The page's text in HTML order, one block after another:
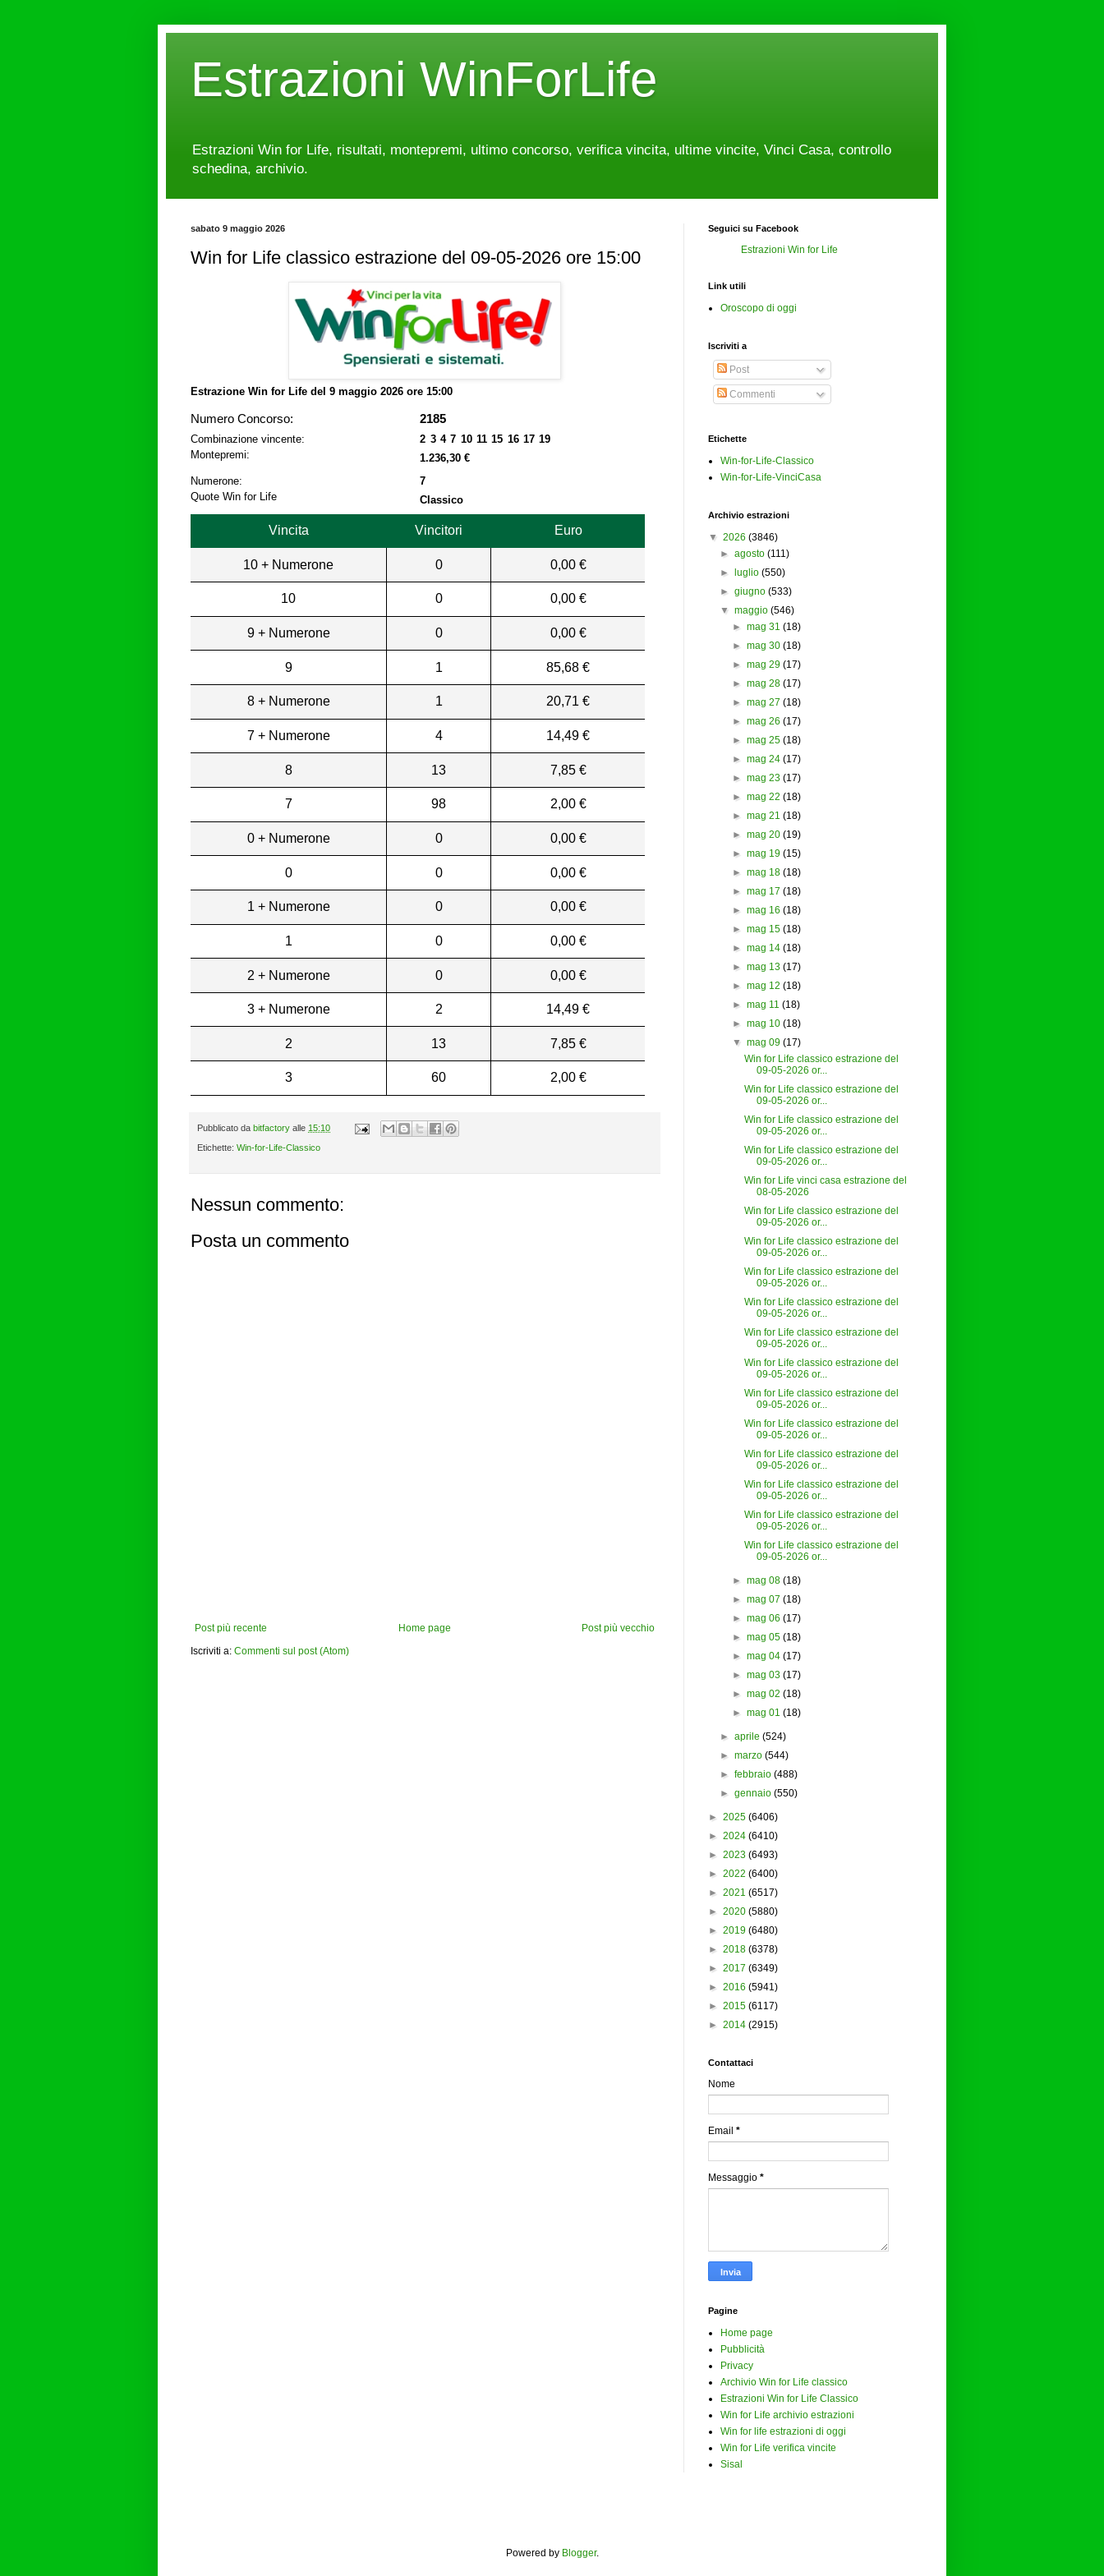
Estrazioni WinForLife
Estrazioni Win for Life, risultati, montepremi, ultimo concorso, verifica vincita, ultime vincite, Vinci Casa, controllo
schedina, archivio.
sabato 9 maggio 2026
Win for Life classico estrazione del 09-05-2026 ore 15:00
Estrazione Win for Life del 9 maggio 2026 ore 15:00
Numero Concorso: 2185
Combinazione vincente:
2 3 4 7 10 11 15 16 17 19
Montepremi:
1.236,30 €
Numerone:
7
Quote Win for Life
Classico
Vincita Vincitori Euro
10 + Numerone 0 0,00 €
10 0 0,00 €
9 + Numerone 0 0,00 €
9 1 85,68 €
8 + Numerone 1 20,71 €
7 + Numerone 4 14,49 €
8 13 7,85 €
7 98 2,00 €
0 + Numerone 0 0,00 €
0 0 0,00 €
1 + Numerone 0 0,00 €
1 0 0,00 €
2 + Numerone 0 0,00 €
3 + Numerone 2 14,49 €
2 13 7,85 €
3 60 2,00 €
Pubblicato da bitfactory alle 15:10
Etichette: Win-for-Life-Classico
Nessun commento:
Posta un commento
Post più recente Post più vecchio
Home page
Iscriviti a: Commenti sul post (Atom)
Seguici su Facebook
Estrazioni Win for Life
Link utili
Oroscopo di oggi
Iscriviti a
Post
Commenti
Etichette
Win-for-Life-Classico
Win-for-Life-VinciCasa
Archivio estrazioni
▼ 2026 (3846)
►agosto (111)
►
luglio (550)
►giugno (533)
▼ maggio (546)
► mag 31 (18)
► mag 30 (18)
► mag 29 (17)
► mag 28 (17)
► mag 27 (18)
► mag 26 (17)
► mag 25 (18)
► mag 24 (17)
► mag 23 (17)
► mag 22 (18)
► mag 21 (18)
► mag 20 (19)
► mag 19 (15)
► mag 18 (18)
► mag 17 (18)
► mag 16 (18)
► mag 15 (18)
► mag 14 (18)
► mag 13 (17)
► mag 12 (18)
► mag 11 (18)
► mag 10 (18)
▼ mag 09 (17)
Win for Life classico estrazione del
09-05-2026 or...
Win for Life classico estrazione del
09-05-2026 or...
Win for Life classico estrazione del
09-05-2026 or...
Win for Life classico estrazione del
09-05-2026 or...
Win for Life vinci casa estrazione del
08-05-2026
Win for Life classico estrazione del
09-05-2026 or...
Win for Life classico estrazione del
09-05-2026 or...
Win for Life classico estrazione del
09-05-2026 or...
Win for Life classico estrazione del
09-05-2026 or...
Win for Life classico estrazione del
09-05-2026 or...
Win for Life classico estrazione del
09-05-2026 or...
Win for Life classico estrazione del
09-05-2026 or...
Win for Life classico estrazione del
09-05-2026 or...
Win for Life classico estrazione del
09-05-2026 or...
Win for Life classico estrazione del
09-05-2026 or...
Win for Life classico estrazione del
09-05-2026 or...
Win for Life classico estrazione del
09-05-2026 or...
► mag 08 (18)
► mag 07 (18)
► mag 06 (17)
► mag 05 (18)
► mag 04 (17)
► mag 03 (17)
► mag 02 (18)
► mag 01 (18)
►aprile (524)
►marzo (544)
►febbraio (488)
►gennaio (550)
► 2025 (6406)
► 2024 (6410)
► 2023 (6493)
► 2022 (6400)
► 2021 (6517)
► 2020 (5880)
► 2019 (6480)
► 2018 (6378)
► 2017 (6349)
► 2016 (5941)
► 2015 (6117)
► 2014 (2915)
Contattaci
Nome
Email *
Messaggio *
Pagine
Home page
Pubblicità
Privacy
Archivio Win for Life classico
Estrazioni Win for Life Classico
Win for Life archivio estrazioni
Win for life estrazioni di oggi
Win for Life verifica vincite
Sisal
Powered by Blogger.